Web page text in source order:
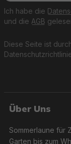
Diese Seite ist
Ich habe die
und die AGB
Über Uns
Sommerlaune für
Garten bis zum